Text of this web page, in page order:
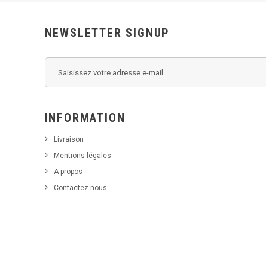
NEWSLETTER SIGNUP
INFORMATION
Livraison
Mentions légales
A propos
Contactez nous